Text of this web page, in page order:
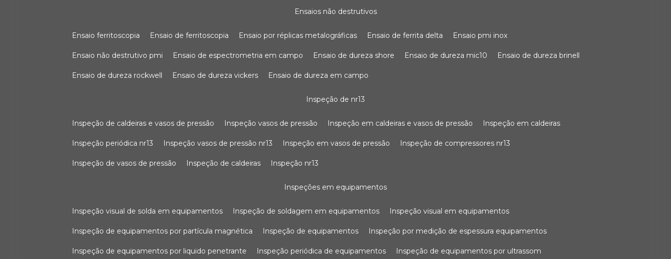
ensaios não destrutivos
ensaio ferritoscopia ensaio de ferritoscopia ensaio por réplicas metalográficas ensaio de ferrita delta ensaio pmi inox
ensaio não destrutivo pmi ensaio de espectrometria em campo ensaio de dureza shore ensaio de dureza mic10 ensaio de dureza brinell
ensaio de dureza rockwell ensaio de dureza vickers ensaio de dureza em campo
inspeção de nr13
inspeção de caldeiras e vasos de pressão inspeção vasos de pressão inspeção em caldeiras e vasos de pressão inspeção em caldeiras
inspeção periódica nr13 inspeção vasos de pressão nr13 inspeção em vasos de pressão inspeção de compressores nr13
inspeção de vasos de pressão inspeção de caldeiras inspeção nr13
inspeções em equipamentos
inspeção visual de solda em equipamentos inspeção de soldagem em equipamentos inspeção visual em equipamentos
inspeção de equipamentos por partícula magnética inspeção de equipamentos inspeção por medição de espessura equipamentos
inspeção de equipamentos por liquido penetrante inspeção periódica de equipamentos inspeção de equipamentos por ultrassom